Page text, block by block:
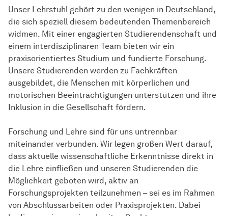
Unser Lehrstuhl gehört zu den wenigen in Deutschland,
die sich speziell diesem bedeutenden Themenbereich
widmen. Mit einer engagierten Studierendenschaft und
einem interdisziplinären Team bieten wir ein
praxisorientiertes Studium und fundierte Forschung.
Unsere Studierenden werden zu Fachkräften
ausgebildet, die Menschen mit körperlichen und
motorischen Beeinträchtigungen unterstützen und ihre
Inklusion in die Gesellschaft fördern.
Forschung und Lehre sind für uns untrennbar
miteinander verbunden. Wir legen großen Wert darauf,
dass aktuelle wissenschaftliche Erkenntnisse direkt in
die Lehre einfließen und unseren Studierenden die
Möglichkeit geboten wird, aktiv an
Forschungsprojekten teilzunehmen – sei es im Rahmen
von Abschlussarbeiten oder Praxisprojekten. Dabei